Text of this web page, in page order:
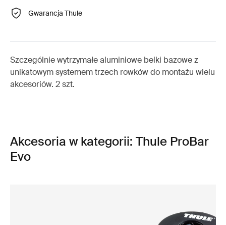
Gwarancja Thule
Szczególnie wytrzymałe aluminiowe belki bazowe z
unikatowym systemem trzech rowków do montażu wielu
akcesoriów. 2 szt.
Akcesoria w kategorii: Thule ProBar
Evo